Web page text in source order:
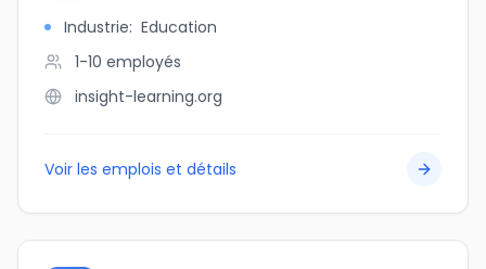
Industrie: Education
1-10 employés
insight-learning.org
Voir les emplois et détails